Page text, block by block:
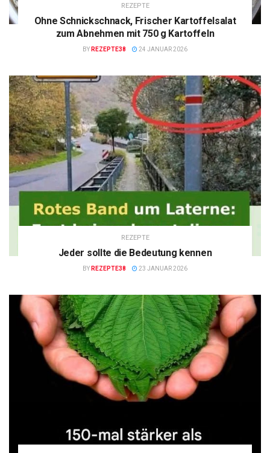
REZEPTE
Ohne Schnickschnack, Frischer Kartoffelsalat
zum Abnehmen mit 750 g Kartoffeln
BY REZEPTE38 24 JANUAR 2026
REZEPTE
Jeder sollte die Bedeutung kennen
BY REZEPTE38 23 JANUAR 2026